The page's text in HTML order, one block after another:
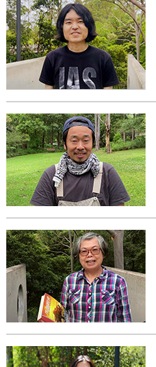
Amor y Odio: ¿Qué es Grandeza?